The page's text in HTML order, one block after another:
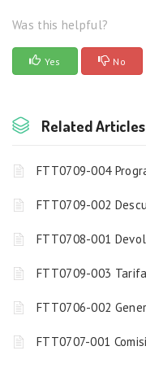
Was this helpful?
Yes No
Related Articles
FTT0709-004
FTT0709-002
FTT0708-001
FTT0709-003
FTT0706-002
FTT0707-001